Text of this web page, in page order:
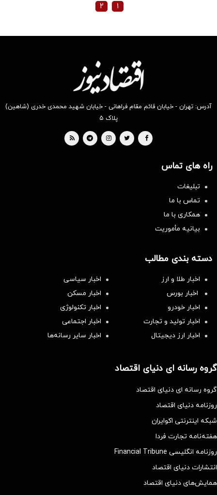
۱ ۲
آدرس: تهران - خیابان قائم مقام فراهانی - خیابان شهید محمدی خدری (شاهین)
پلاک ۵
راه های تماس
تبلیغات
تماس با ما
همکاری با ما
بیانیه مأموریت
دسته بندی مطالب
اخبار طلا و ارز
اخبار سیاسی
اخبار بورس
اخبار مسکن
اخبار خودرو
اخبار تکنولوژی
اخبار تولید و تجارت
اخبار اجتماعی
اخبار ارز دیجیتال
اخبار سایر رسانه‌‌ها
گروه رسانه ای دنیای اقتصاد
گروه رسانه ای دنیای اقتصاد
روزنامه دنیای اقتصاد
شبکه اینترنتی اکوایران
هفته‌نامه تجارت فردا
روزنامه انگلیسی Financial Tribune
انتشارات دنیای اقتصاد
همایش‌های دنیای اقتصاد